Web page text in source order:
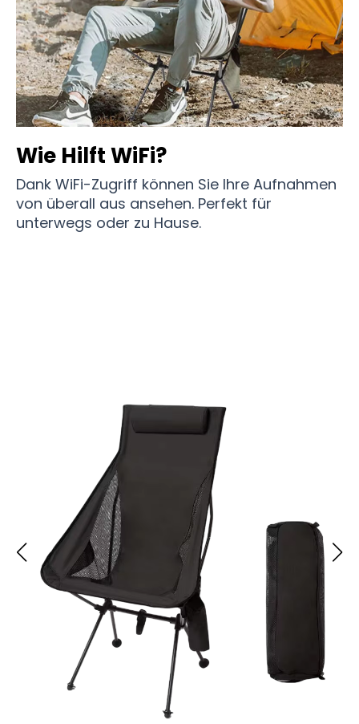
Wie Hilft WiFi?
Dank WiFi-Zugriff können Sie Ihre Aufnahmen
von überall aus ansehen. Perfekt für
unterwegs oder zu Hause.